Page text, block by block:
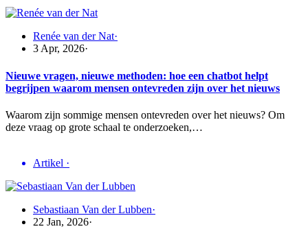
Renée van der Nat·
3 Apr, 2026·
Nieuwe vragen, nieuwe methoden: hoe een chatbot helpt
begrijpen waarom mensen ontevreden zijn over het nieuws
Waarom zijn sommige mensen ontevreden over het nieuws? Om
deze vraag op grote schaal te onderzoeken,…
Artikel ·
Sebastiaan Van der Lubben·
22 Jan, 2026·